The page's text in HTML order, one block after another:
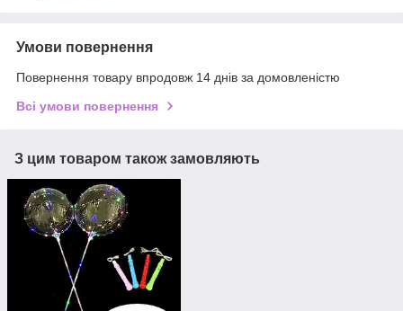
Умови повернення
Повернення товару впродовж 14 днів за домовленістю
Всі умови повернення
З цим товаром також замовляють